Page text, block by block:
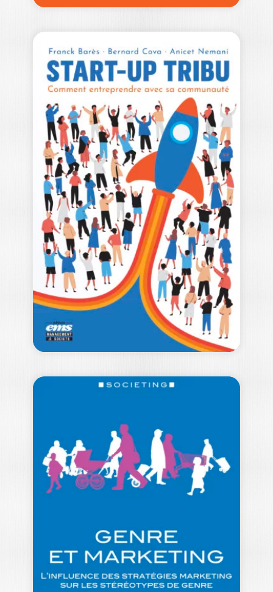
L’EXPÉRIENCE :
OBJET
ACADÉMIQUE ET
RÉALITÉS…
MARC FILSER|CLAIRE ROEDERER
Ouvrage labellisé FNEGE (2023),
catégorie "Ouvrage de Recherche
Collectif" Prix de l'Académie des…
29,50 €
START-UP TRIBU
FRANCK BARES|BERNARD COVA|
ANICET NEMANI